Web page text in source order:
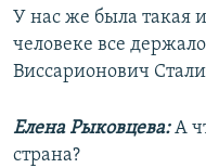
У нас же была такая
человеке все
Виссарионович
Елена Рыковцева:А
страна?